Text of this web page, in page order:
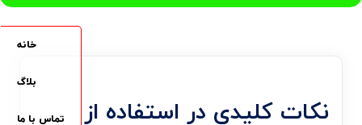
خانه
بلاگ
تماس با ما
نکات کلیدی در استفاده از